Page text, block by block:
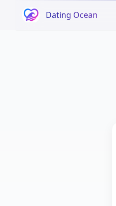
Dating Ocean
Keterangan